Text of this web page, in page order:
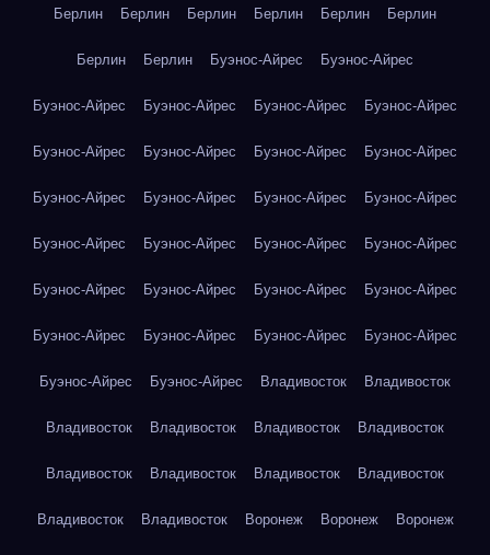
Берлин Берлин Берлин Берлин Берлин Берлин
Берлин Берлин Буэнос-Айрес Буэнос-Айрес
Буэнос-Айрес Буэнос-Айрес Буэнос-Айрес Буэнос-Айрес
Буэнос-Айрес Буэнос-Айрес Буэнос-Айрес Буэнос-Айрес
Буэнос-Айрес Буэнос-Айрес Буэнос-Айрес Буэнос-Айрес
Буэнос-Айрес Буэнос-Айрес Буэнос-Айрес Буэнос-Айрес
Буэнос-Айрес Буэнос-Айрес Буэнос-Айрес Буэнос-Айрес
Буэнос-Айрес Буэнос-Айрес Буэнос-Айрес Буэнос-Айрес
Буэнос-Айрес Буэнос-Айрес Владивосток Владивосток
Владивосток Владивосток Владивосток Владивосток
Владивосток Владивосток Владивосток Владивосток
Владивосток Владивосток Воронеж Воронеж Воронеж